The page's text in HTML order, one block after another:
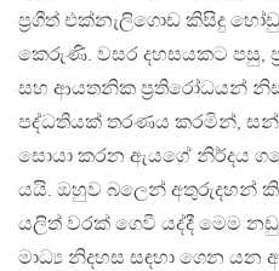
ප්‍රගීත් එක්නැලිගොඩ කිසිදු
කෙරුණි. වසර දහසයකට පසු,
සහ ආයතනික ප්‍රතිරෝධයන්
පද්ධතියක් තරණය කරමින්,
සොයා කරන ඇයගේ නිර්දය
යයි. ඔහුව බලෙන් අතුරුදහන්
යලිත් වරක් ගෙවී යද්දී මෙම
මාධ්‍ය නිදහස සඳහා ගෙන යන